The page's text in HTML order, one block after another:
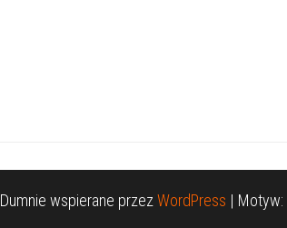
Dumnie wspierane przez WordPress | Motyw: